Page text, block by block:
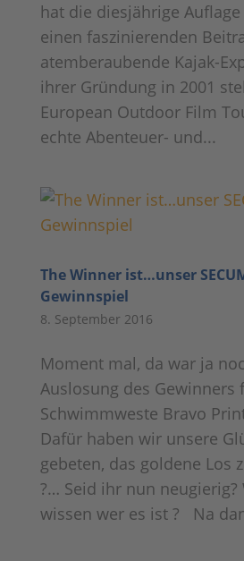
hat die diesjährige Auflage
einen faszinierenden
atemberaubende Kajak-
ihrer Gründung in 2001
European Outdoor Film
echte Abenteuer- und...
The Winner ist…unser
Gewinnspiel
8. September 2016
Moment mal, da war ja
Auslosung des Gewinners
Schwimmweste Bravo
Dafür haben wir unsere
gebeten, das goldene Los
?… Seid ihr nun
wissen wer es ist ? Na